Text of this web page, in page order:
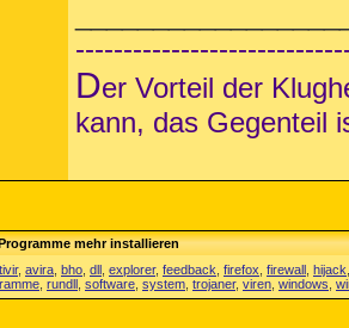
Der Vorteil der
kann, das Gegenteil
mehr installieren
, avira bho dll explorer, feedback firefox firewall hijack
rundll software system trojaner, viren windows